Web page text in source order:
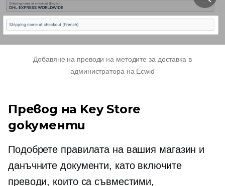
Добавяне на преводи на методите за доставка в
администратора на Ecwid
Превод на Key Store
документи
Подобрете правилата на вашия магазин и
данъчните документи, като включите
преводи, които са съвместими,